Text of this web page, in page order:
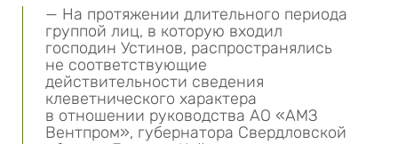
— На протяжении длительного периода
группой лиц, в которую входил
господин Устинов, распространялись
не соответствующие
действительности сведения
клеветнического характера
в отношении руководства АО «АМЗ
Вентпром», губернатора Свердловской